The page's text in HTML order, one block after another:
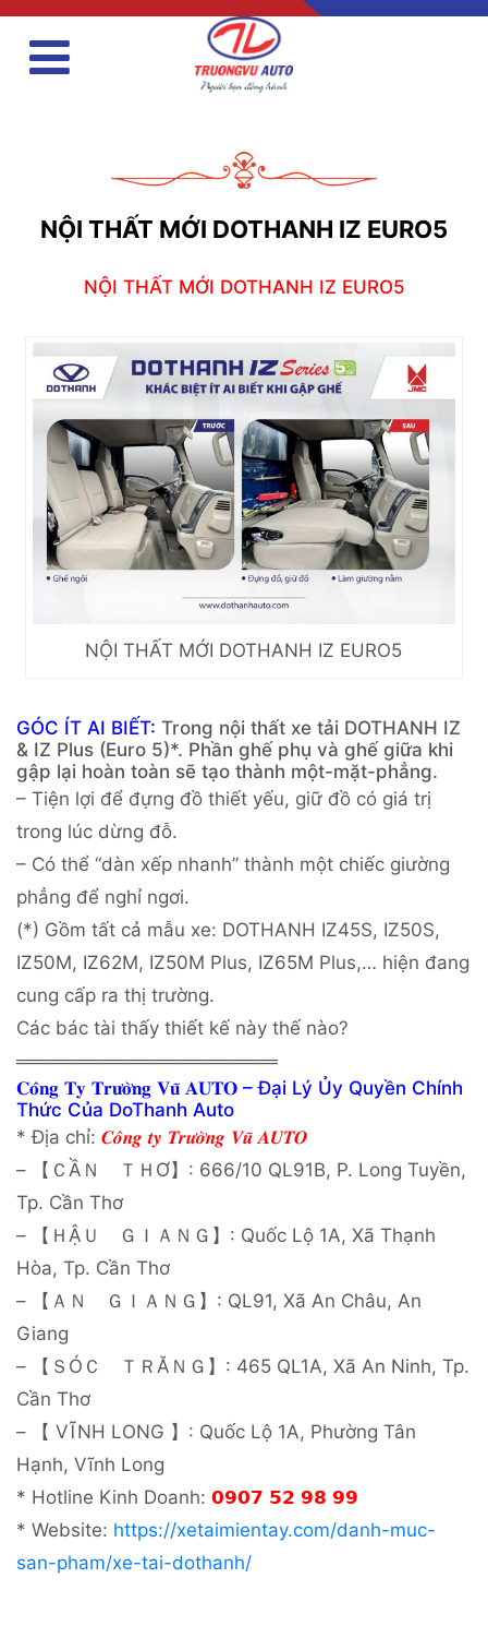
NỘI THẤT MỚI DOTHANH IZ EURO5
NỘI THẤT MỚI DOTHANH IZ EURO5
NỘI THẤT MỚI DOTHANH IZ EURO5
GÓC ÍT AI BIẾT: Trong nội thất xe tải DOTHANH IZ
& IZ Plus (Euro 5)*. Phần ghế phụ và ghế giữa khi
gập lại hoàn toàn sẽ tạo thành một-mặt-phẳng.
– Tiện lợi để đựng đồ thiết yếu, giữ đồ có giá trị
trong lúc dừng đỗ.
– Có thể “dàn xếp nhanh” thành một chiếc giường
phẳng để nghỉ ngơi.
(*) Gồm tất cả mẫu xe: DOTHANH IZ45S, IZ50S,
IZ50M, IZ62M, IZ50M Plus, IZ65M Plus,… hiện đang
cung cấp ra thị trường.
Các bác tài thấy thiết kế này thế nào?
════════════════════
𝐂𝐨̂𝐧𝐠 𝐓𝐲 𝐓𝐫𝐮̛𝐨̛̀𝐧𝐠 𝐕𝐮̃ 𝐀𝐔𝐓𝐎 – Đại Lý Ủy Quyền Chính
Thức Của DoThanh Auto
* Địa chỉ: 𝑪𝒐̂𝒏𝒈 𝒕𝒚 𝑻𝒓𝒖̛𝒐̛̀𝒏𝒈 𝑽𝒖̃ 𝑨𝑼𝑻𝑶
– 【ＣẦＮ ＴＨƠ】: 666/10 QL91B, P. Long Tuyền,
Tp. Cần Thơ
– 【ＨẬＵ ＧＩＡＮＧ】: Quốc Lộ 1A, Xã Thạnh
Hòa, Tp. Cần Thơ
– 【ＡＮ ＧＩＡＮＧ】: QL91, Xã An Châu, An
Giang
– 【ＳÓＣ ＴＲĂＮＧ】: 465 QL1A, Xã An Ninh, Tp.
Cần Thơ
– 【 VĨNH LONG 】: Quốc Lộ 1A, Phường Tân
Hạnh, Vĩnh Long
* Hotline Kinh Doanh: 𝟬𝟵𝟬𝟳 𝟱𝟮 𝟵𝟴 𝟵𝟵
* Website: https://xetaimientay.com/danh-muc-
san-pham/xe-tai-dothanh/